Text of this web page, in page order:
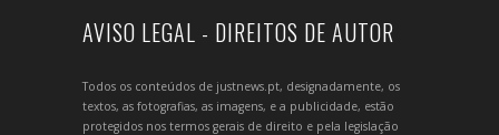
AVISO LEGAL - DIREITOS DE AUTOR
Todos os conteúdos de justnews.pt, designadamente, os
textos, as fotografias, as imagens, e a publicidade, estão
protegidos nos termos gerais de direito e pela legislação